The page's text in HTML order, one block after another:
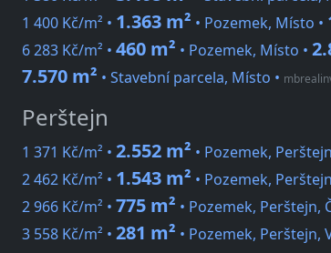
1 400 Kč/m² • 1.363 m² • Pozemek, Místo •
6 283 Kč/m² • 460 m² • Pozemek, Místo •
7.570 m² • Stavební parcela, Místo •
Perštejn
1 371 Kč/m² • 2.552 m² • Pozemek,
2 462 Kč/m² • 1.543 m² • Pozemek,
2 966 Kč/m² • 775 m² • Pozemek, Perštejn,
3 558 Kč/m² • 281 m² • Pozemek, Perštejn,